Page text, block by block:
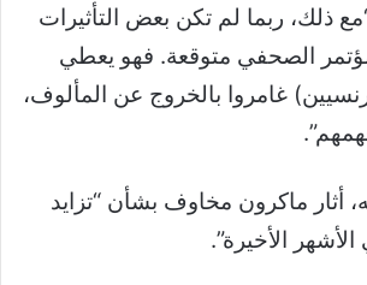
ذلك، ربما لم تكن بعض التأثيرات
الصحفي متوقعة. فهو يعطي
غامروا بالخروج عن المألوف،
ماكرون مخاوف بشأن “تزايد
الأخيرة”.